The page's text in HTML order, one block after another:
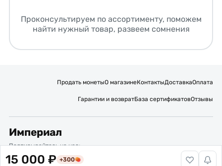
15 000 ₽ +300
Проконсультируем по ассортименту, поможем
найти нужный товар, развеем сомнения
Продать монетыО магазинеКонтактыДоставкаОплата
Гарантии и возвратБаза сертификатовОтзывы
Империал
Подписывайтесь на нас:
Вакансии